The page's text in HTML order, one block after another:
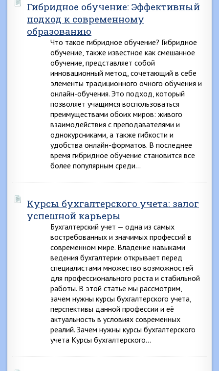
Гибридное обучение: Эффективный
подход к современному
образованию
Что такое гибридное обучение? Гибридное
обучение, также известное как смешанное
обучение, представляет собой
инновационный метод, сочетающий в себе
элементы традиционного очного обучения и
онлайн-обучения. Это подход, который
позволяет учащимся воспользоваться
преимуществами обоих миров: живого
взаимодействия с преподавателями и
однокурсниками, а также гибкости и
удобства онлайн-форматов. В последнее
время гибридное обучение становится все
более популярным среди…
Курсы бухгалтерского учета: залог
успешной карьеры
Бухгалтерский учет — одна из самых
востребованных и значимых профессий в
современном мире. Владение навыками
ведения бухгалтерии открывает перед
специалистами множество возможностей
для профессионального роста и стабильной
работы. В этой статье мы рассмотрим,
зачем нужны курсы бухгалтерского учета,
перспективы данной профессии и её
актуальность в условиях современных
реалий. Зачем нужны курсы бухгалтерского
учета Курсы бухгалтерского…